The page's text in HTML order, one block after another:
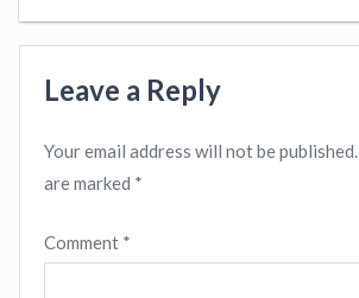
Leave a Reply
Your email address will not be published.
are marked *
Comment *